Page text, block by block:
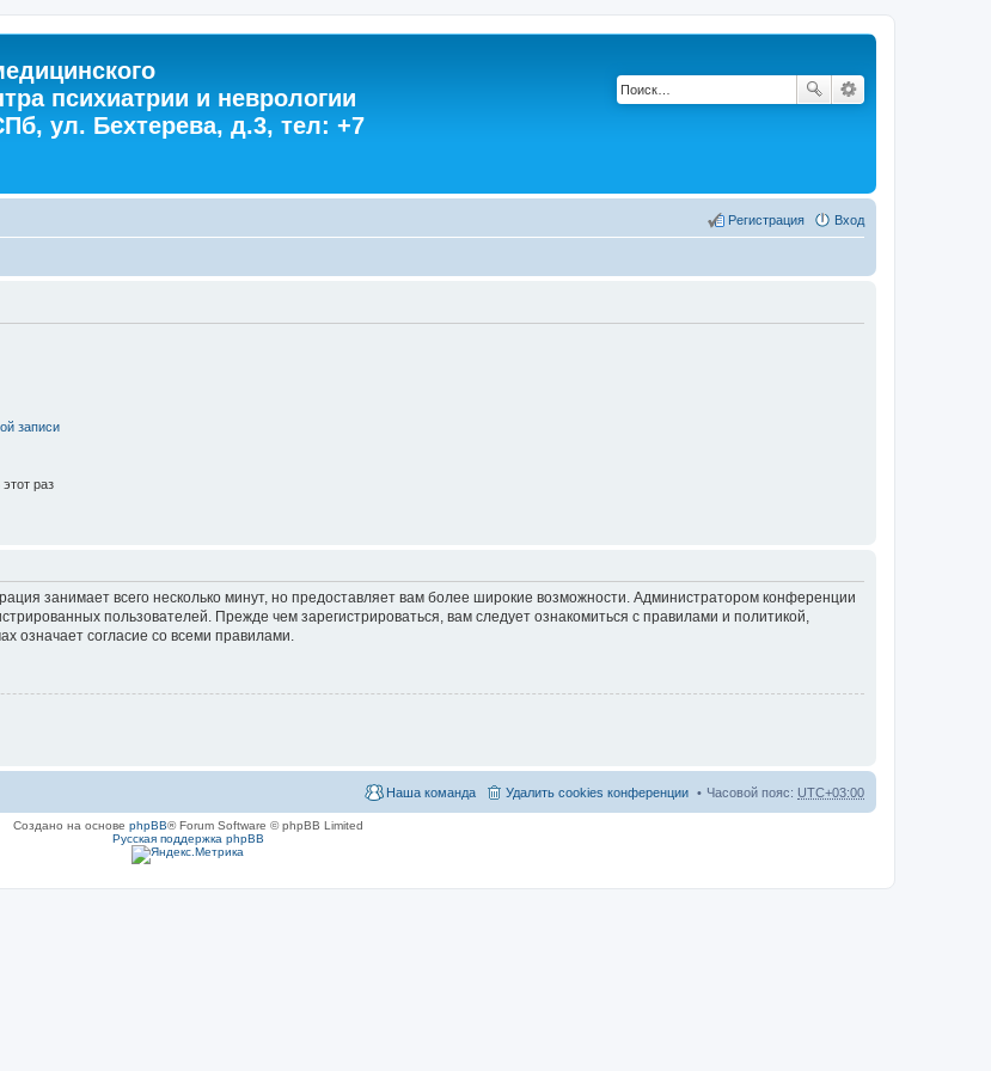
психиатрии и неврологии
ул. Бехтерева, д.3, тел: +7
Вход
Регистрация
записи
раз
занимает всего несколько минут, но предоставляет вам более широкие возможности. Администратором конференции
пользователей. Прежде чем зарегистрироваться, вам следует ознакомиться с правилами и политикой,
означает согласие со всеми правилами.
Часовой пояс: UTC+03:00
Удалить cookies конференции
Наша команда
Создано на основе phpBB® Forum Software © phpBB Limited
Русская поддержка phpBB